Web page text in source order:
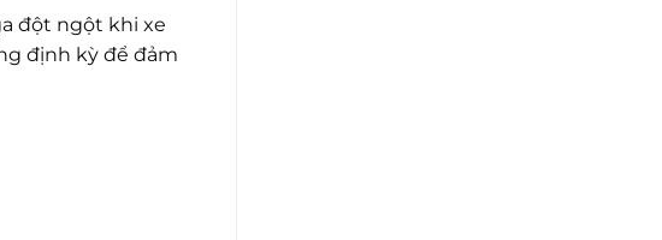
đột ngột khi xe
định kỳ để đảm